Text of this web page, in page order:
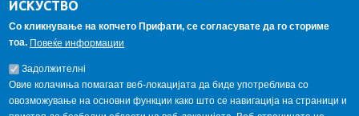
ГАЛЕРИЈА
ИСКУСТВО
Со кликнување на копчето Прифати, се согласувате да го сториме
тоа. Повеќе информации
Задолжителнi
Овие колачиња помагаат веб-локацијата да биде употреблива со
овозможување на основни функции како што се навигација на страници и